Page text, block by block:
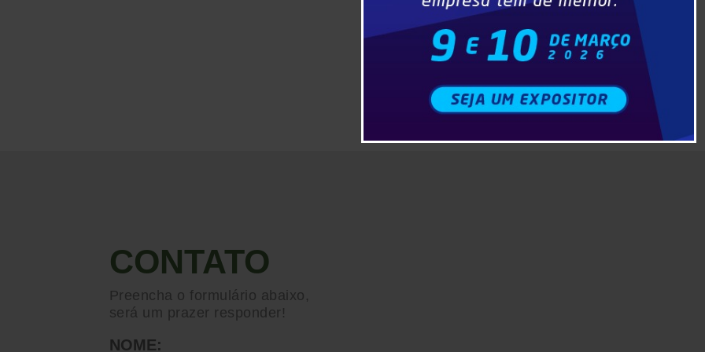
CONTATO
Preencha o formulário abaixo,
será um prazer responder!
NOME: